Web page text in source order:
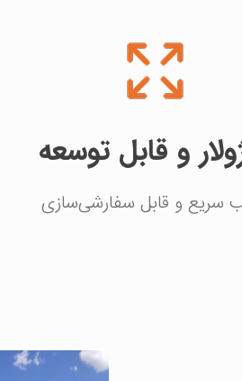
و قابل توسعه
سریع و قابل سفارشی‌سازی